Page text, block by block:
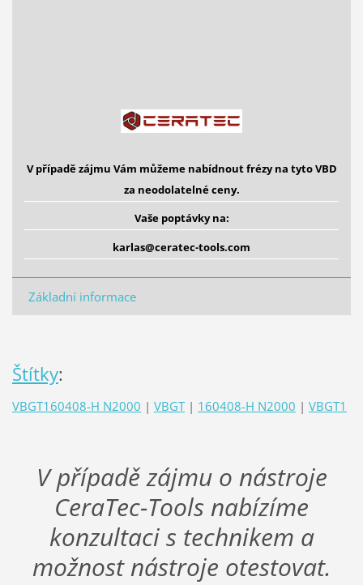
V případě zájmu Vám můžeme nabídnout frézy na tyto VBD
za neodolatelné ceny.
Vaše poptávky na:
karlas@ceratec-tools.com
Základní informace
Štítky:
VBGT160408-H N2000 | VBGT | 160408-H N2000 | VBGT1
V případě zájmu o nástroje
CeraTec-Tools nabízíme
konzultaci s technikem a
možnost nástroje otestovat.